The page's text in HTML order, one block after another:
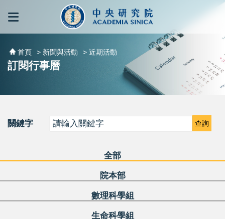
跳到主要內容區塊
首頁 > 新聞與活動 > 近期活動
訂閱行事曆
關鍵字 查詢
全部
院本部
數理科學組
生命科學組